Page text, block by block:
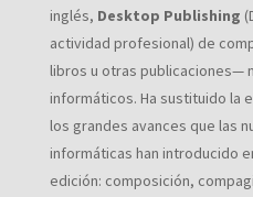
inglés, Desktop Publishing
actividad profesional) de
libros u otras publicaciones—
informáticos. Ha sustituido la
los grandes avances que las
informáticas han introducido
edición: composición,